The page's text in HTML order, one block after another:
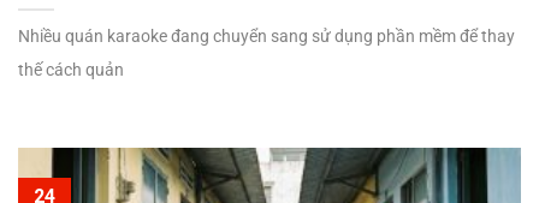
Nhiều quán karaoke đang chuyển sang sử dụng phần mềm để thay
thế cách quản
24